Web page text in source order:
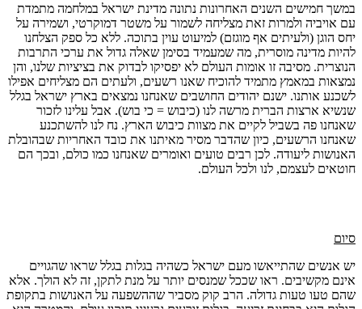
במשך חמישים השנים האחרונות נתונה מדינת ישראל במלחמה מתמדת
עם אויביה ולמרות זאת מצליחה לשמור על משטר דמוקרטי, ושמירה על
יחס הוגן (ולעיתים אף מוגזם) למיעוט עוין בתוכה. ללא כל ספק הצלחנו
להיות מדינה מוסרית, מה שמעמיד בסימן שאלה גדול את ערכי התרבות
הנוצרית. מסיבה זו אומות העולם לא יפסיקו לבדוק את בציציות שלנו, והן
נמצאות במאמץ מתמיד להוכיח שאנו רשעים, ולעתים הם מצליחים אפילו
לשכנע אותנו. ישנם יהודים החושבים שאנחנו נמצאים בארץ ישראל בגלל
שנשיא ארצות הברית מרשה לנו (כיבוש = כי בוש). אבל עלינו לזכור
שאנחנו פה בשביל לקיים את מצוות כיבוש הארץ. נח לנו להשתכנע
שאנחנו הרשעים, כיון שהדבר מסיר מאיתנו את כובד האחריות שבהובלת
האנושות ליעודה. לכן רבים טועים ואומרים שאנחנו כמו כולם, ובכך הם
חוטאים לעצמם, לנו ולכל העולם.
סיום
יש אנשים שהתייאשו מעם ישראל כשהיה בגלות בגלל שראו שהגויים
אינם מקשיבים. ראו שככל שמנסים יותר על מנת לתקן, זה לא הולך. אלא
שהם טעו טעות גדולה. הרב קוק מסביר שההשפעה על האנושות בתקופת